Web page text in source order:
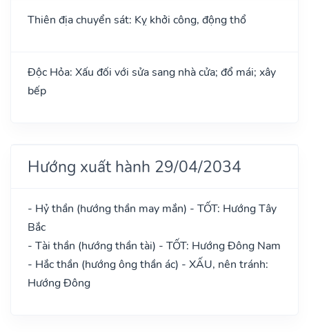
Thiên địa chuyển sát: Kỵ khởi công, động thổ
Độc Hỏa: Xấu đối với sửa sang nhà cửa; đổ mái; xây
bếp
Hướng xuất hành 29/04/2034
- Hỷ thần (hướng thần may mắn) - TỐT: Hướng Tây
Bắc
- Tài thần (hướng thần tài) - TỐT: Hướng Đông Nam
- Hắc thần (hướng ông thần ác) - XẤU, nên tránh:
Hướng Đông